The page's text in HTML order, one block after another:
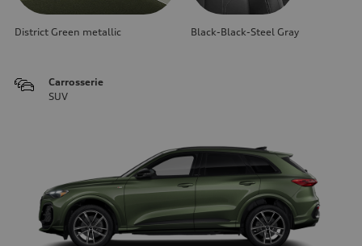
District Green metallic Black-Black-Steel Gray
Carrosserie
SUV